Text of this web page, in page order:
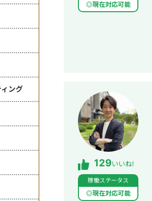
ング
◎現在対応可能
129いいね!
稼働ステータス
◎現在対応可能